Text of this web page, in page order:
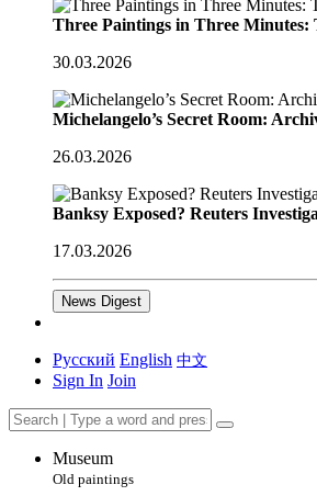
Three Paintings in Three Minutes:
30.03.2026
Michelangelo’s Secret Room:
26.03.2026
Banksy Exposed? Reuters
17.03.2026
News Digest
Русский English 中文
Sign In Join
Museum
Old paintings